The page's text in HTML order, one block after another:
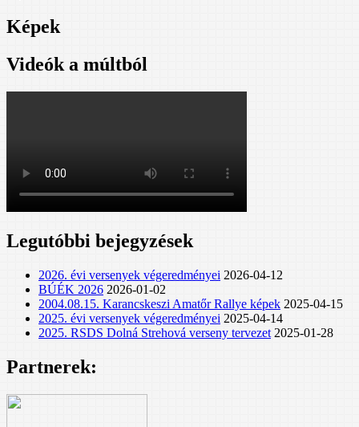
Képek
Videók a múltból
Legutóbbi bejegyzések
2026. évi versenyek végeredményei 2026-04-12
BÚÉK 2026 2026-01-02
2004.08.15. Karancskeszi Amatőr Rallye képek 2025-04-15
2025. évi versenyek végeredményei 2025-04-14
2025. RSDS Dolná Strehová verseny tervezet 2025-01-28
Partnerek: